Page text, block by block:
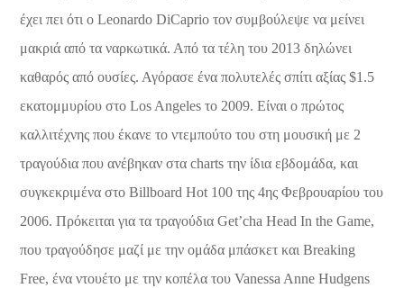
έχει πει ότι ο Leonardo DiCaprio τον συμβούλεψε να μείνει
μακριά από τα ναρκωτικά. Από τα τέλη του 2013 δηλώνει
καθαρός από ουσίες. Αγόρασε ένα πολυτελές σπίτι αξίας $1.5
εκατομμυρίου στο Los Angeles το 2009. Είναι ο πρώτος
καλλιτέχνης που έκανε το ντεμπούτο του στη μουσική με 2
τραγούδια που ανέβηκαν στα charts την ίδια εβδομάδα, και
συγκεκριμένα στο Billboard Hot 100 της 4ης Φεβρουαρίου του
2006. Πρόκειται για τα τραγούδια Get’cha Head In the Game,
που τραγούδησε μαζί με την ομάδα μπάσκετ και Breaking
Free, ένα ντουέτο με την κοπέλα του Vanessa Anne Hudgens